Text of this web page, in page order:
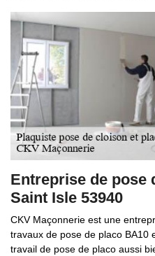
Entreprise de pose
Saint Isle 53940
CKV Maçonnerie est une
travaux de pose de placo BA10
travail de pose de placo aussi